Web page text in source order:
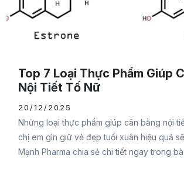
Top 7 Loại Thực Phẩm Giúp
Nội Tiết Tố Nữ
20/12/2025
Những loại thực phẩm giúp cân bằng nội
chị em gìn giữ vẻ đẹp tuổi xuân hiệu quả
Mạnh Pharma chia sẻ chi tiết ngay trong